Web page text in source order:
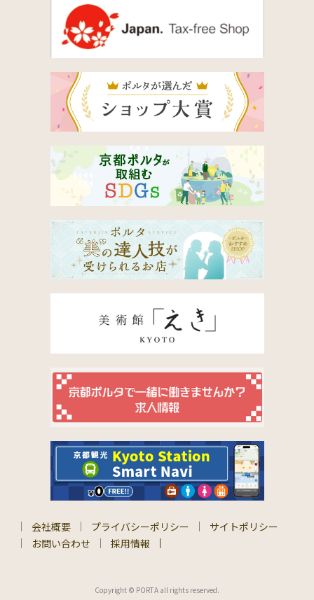
会社概要 プライバシーポリシー
サイトポリシー
お問い合わせ
採用情報
Copyright © PORTA all rights reserved.